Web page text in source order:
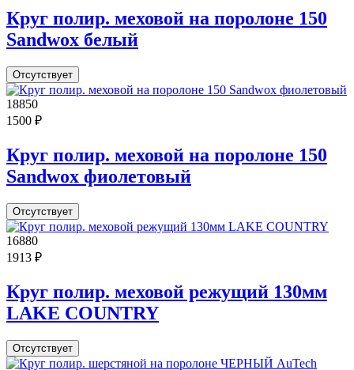
Круг полир. меховой на поролоне 150
Sandwox белый
Отсутствует
18850
1500 ₽
Круг полир. меховой на поролоне 150
Sandwox фиолетовый
Отсутствует
16880
1913 ₽
Круг полир. меховой режущий 130мм
LAKE COUNTRY
Отсутствует